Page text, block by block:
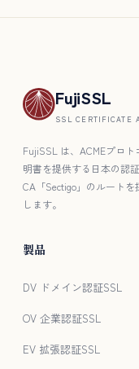
FujiSSL
SSL CERTIFICATE
FujiSSL は、ACMEプロ
明書を提供する日本の認
CA「Sectigo」のルート
します。
製品
DV ドメイン認証SSL
OV 企業認証SSL
EV 拡張認証SSL